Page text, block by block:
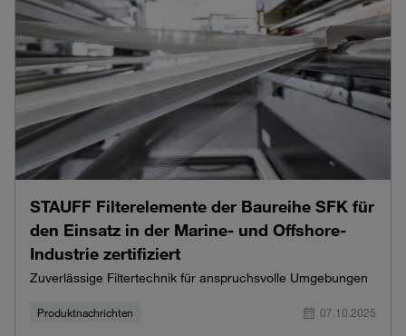
STAUFF Filterelemente der Baureihe SFK für
den Einsatz in der Marine- und Offshore-
Industrie zertifiziert
Zuverlässige Filtertechnik für anspruchsvolle Umgebungen
Produktnachrichten 07.10.2025